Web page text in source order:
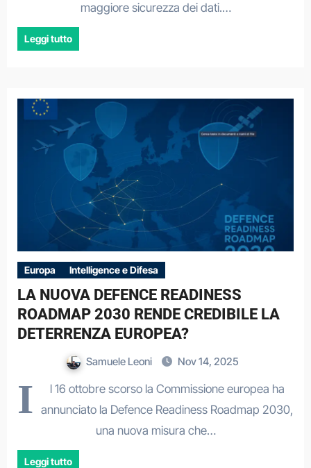
maggiore sicurezza dei dati.…
Leggi tutto
Europa Intelligence e Difesa
LA NUOVA DEFENCE READINESS
ROADMAP 2030 RENDE CREDIBILE LA
DETERRENZA EUROPEA?
Samuele Leoni Nov 14, 2025
I
l 16 ottobre scorso la Commissione europea ha
annunciato la Defence Readiness Roadmap 2030,
una nuova misura che…
Leggi tutto